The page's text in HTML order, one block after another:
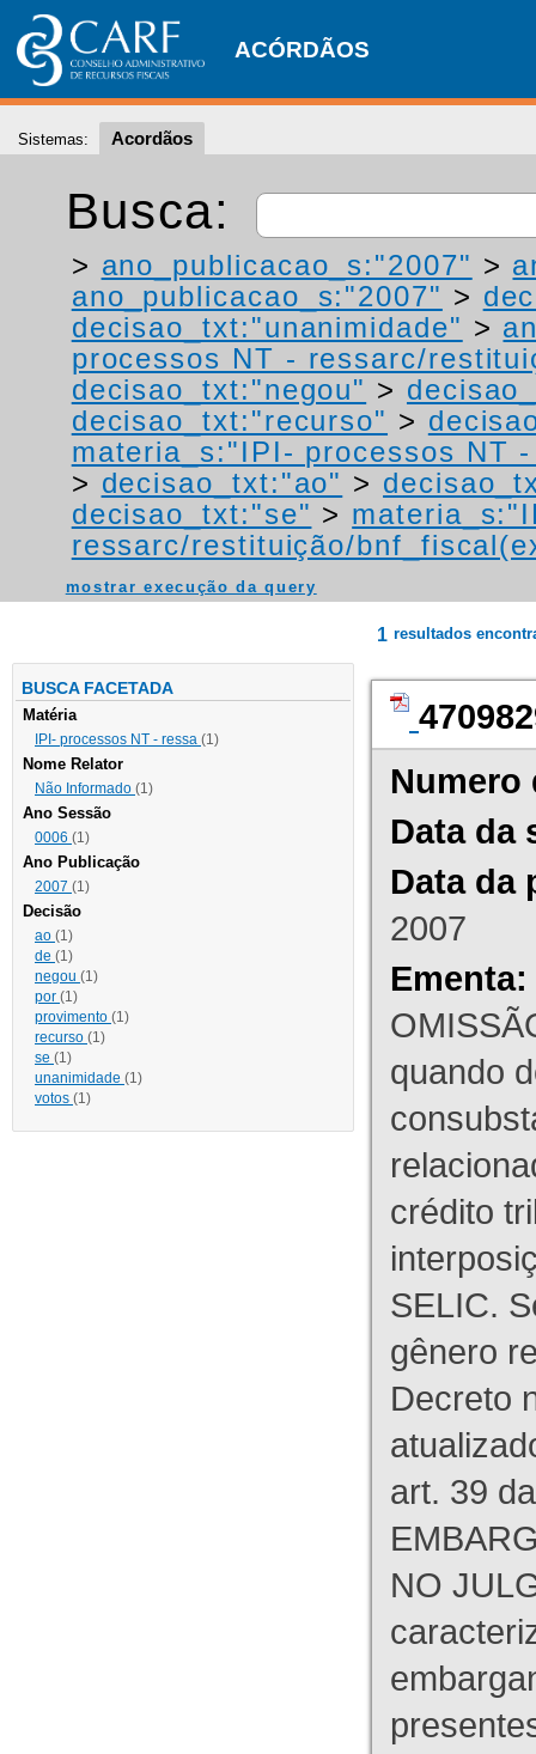
ACÓRDÃOS
Sistemas: Acordãos
Busca:
> ano_publicacao_s:"2007" >
ano_publicacao_s:"2007" >
decisao_txt:"unanimidade" >
processos NT - ressarc/
decisao_txt:"negou" >
decisao_txt:"recurso" >
materia_s:"IPI- processos NT
> decisao_txt:"ao" >
decisao_txt:"se" >
ressarc/restituição/
mostrar execução da query
BUSCA FACETADA
Matéria
IPI- processos NT - ressa (1)
Nome Relator
Não Informado (1)
Ano Sessão
0006 (1)
Ano Publicação
2007 (1)
Decisão
ao (1)
de (1)
negou (1)
por (1)
provimento (1)
recurso (1)
se (1)
unanimidade (1)
votos (1)
1 resultados
Numero
Data da
Data da
2007
Ementa:
quando
crédito
SELIC.
gênero
Decreto
art. 39
NO